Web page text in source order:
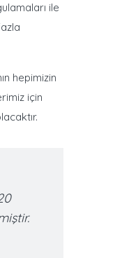
ile
hepimizin
için